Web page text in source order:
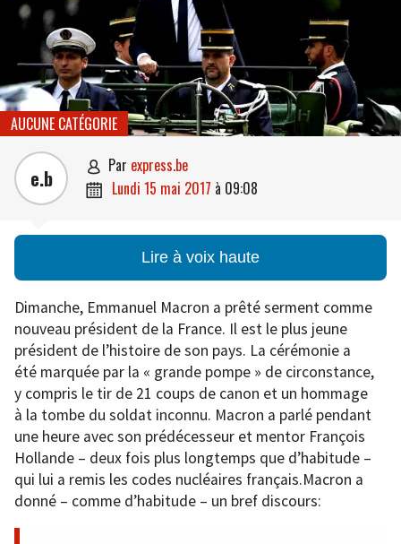
AUCUNE CATÉGORIE
e.b  par express.be
 lundi 15 mai 2017 à 09:08
Lire à voix haute
Dimanche, Emmanuel Macron a prêté serment comme
nouveau président de la France. Il est le plus jeune
président de l’histoire de son pays. La cérémonie a
été marquée par la « grande pompe » de circonstance,
y compris le tir de 21 coups de canon et un hommage
à la tombe du soldat inconnu. Macron a parlé pendant
une heure avec son prédécesseur et mentor François
Hollande – deux fois plus longtemps que d’habitude –
qui lui a remis les codes nucléaires français.Macron a
donné – comme d’habitude – un bref discours: